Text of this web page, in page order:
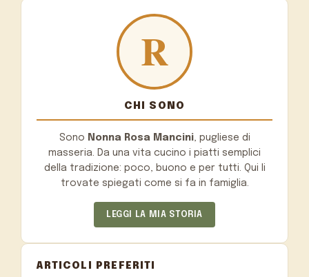
CHI SONO
Sono Nonna Rosa Mancini, pugliese di
masseria. Da una vita cucino i piatti semplici
della tradizione: poco, buono e per tutti. Qui li
trovate spiegati come si fa in famiglia.
LEGGI LA MIA STORIA
ARTICOLI PREFERITI